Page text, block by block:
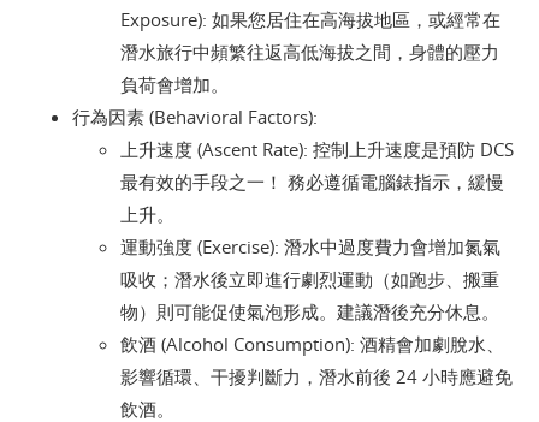
Exposure): 如果您居住在高海拔地區，或經常在
潛水旅行中頻繁往返高低海拔之間，身體的壓力
負荷會增加。
行為因素 (Behavioral Factors):
上升速度 (Ascent Rate): 控制上升速度是預防 DCS
最有效的手段之一！ 務必遵循電腦錶指示，緩慢
上升。
運動強度 (Exercise): 潛水中過度費力會增加氮氣
吸收；潛水後立即進行劇烈運動（如跑步、搬重
物）則可能促使氣泡形成。建議潛後充分休息。
飲酒 (Alcohol Consumption): 酒精會加劇脫水、
影響循環、干擾判斷力，潛水前後 24 小時應避免
飲酒。